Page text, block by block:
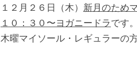
１２月２６日（木） 新月のため
１０：３０〜ヨガニードラです。
木曜マイソール・レギュラーの